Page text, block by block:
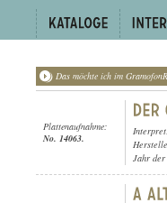
Das möchte ich im
Plattenaufnahme:
No. 14063.
Jahr der